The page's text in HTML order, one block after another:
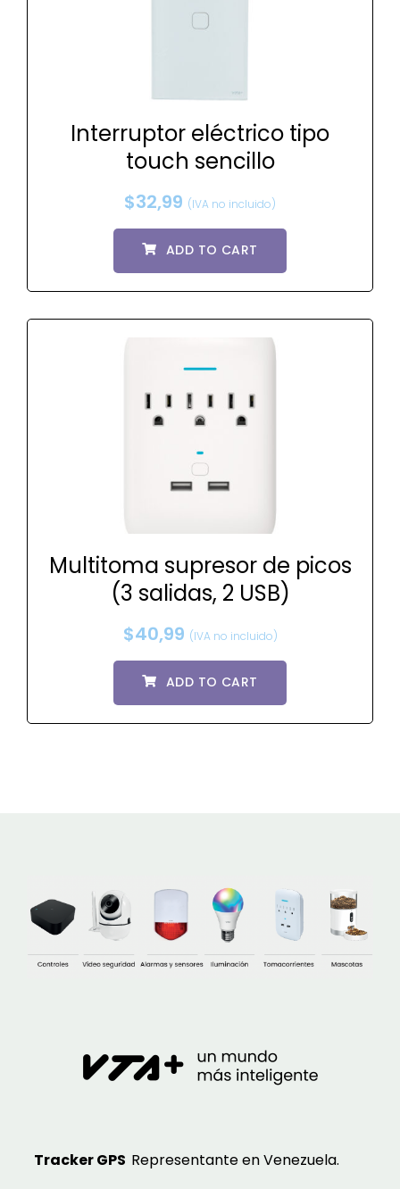
Interruptor eléctrico tipo
touch sencillo
$32,99 (IVA no incluido)
ADD TO CART
Multitoma supresor de picos
(3 salidas, 2 USB)
$40,99 (IVA no incluido)
ADD TO CART
Tracker GPS Representante en Venezuela.